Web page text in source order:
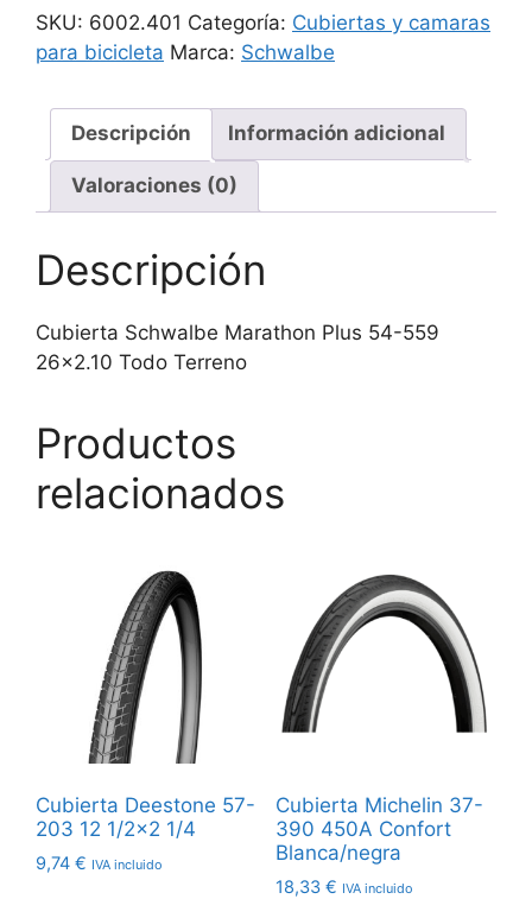
Plus
54-
26x2.10
Todo
Terreno
cantidad
SKU: 6002.401 Categoría: Cubiertas y camaras
para bicicleta Marca: Schwalbe
Descripción Información adicional
Valoraciones (0)
Descripción
Cubierta Schwalbe Marathon Plus 54-559
26×2.10 Todo Terreno
Productos
relacionados
Cubierta Deestone 57-
203 12 1/2×2 1/4
9,74 € IVA incluido
Cubierta Michelin 37-
390 450A Confort
Blanca/negra
18,33 € IVA incluido